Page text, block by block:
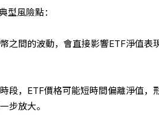
型風險點：
之間的波動，會直接影響ETF淨值表
段，ETF價格可能短時間偏離淨值，
步放大。